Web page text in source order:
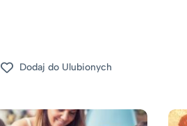
Dodaj do Ulubionych